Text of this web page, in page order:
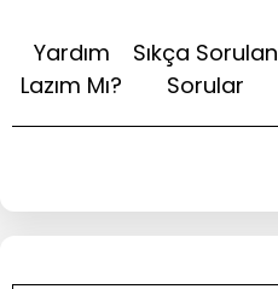
Yardım
Lazım Mı?
Sıkça Sorulan
Sorular